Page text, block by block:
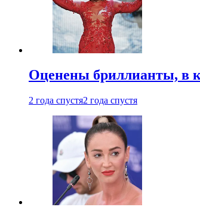
Оценены бриллианты, в
2 года спустя2 года спустя